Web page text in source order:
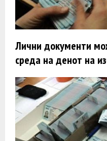
Лични документи
среда на денот на